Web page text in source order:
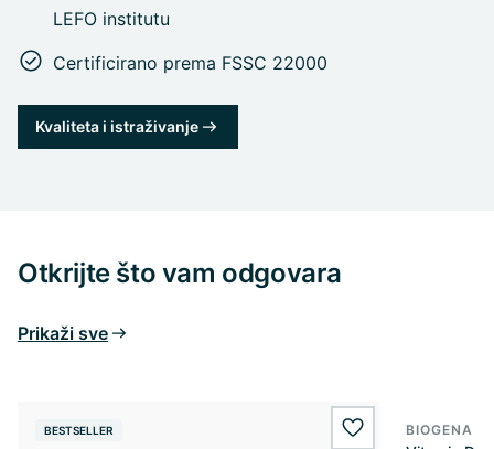
LEFO institutu
Certificirano prema FSSC 22000
Kvaliteta i istraživanje
Otkrijte što vam odgovara
Prikaži sve
BESTSELLER wishlist.add
BIOGENA